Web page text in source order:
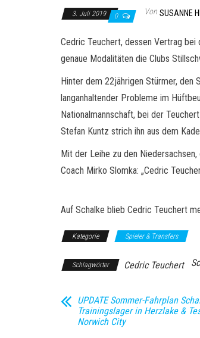
3. Juli 2019 0 Von SUSANNE
Cedric Teuchert, dessen Vertrag bei
genaue Modalitäten die Clubs
Hinter dem 22jährigen Stürmer, den
langanhaltender Probleme im
Nationalmannschaft, bei der
Stefan Kuntz strich ihn aus dem
Mit der Leihe zu den
Coach Mirko Slomka: „Cedric
Auf Schalke blieb Cedric Teuchert
Kategorie Spieler & Transfers
Schlagwörter Cedric Teuchert
UPDATE Sommer-Fahrplan
Trainingslager in Herzlake &
Norwich City